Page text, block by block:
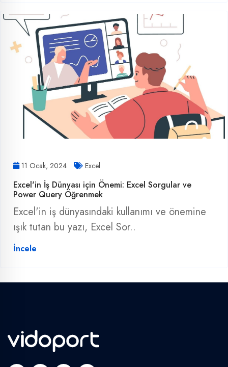
11 Ocak, 2024 Excel
Excel'in İş Dünyası için Önemi: Excel Sorgular ve
Power Query Öğrenmek
Excel'in iş dünyasındaki kullanımı ve önemine
ışık tutan bu yazı, Excel Sor..
İncele